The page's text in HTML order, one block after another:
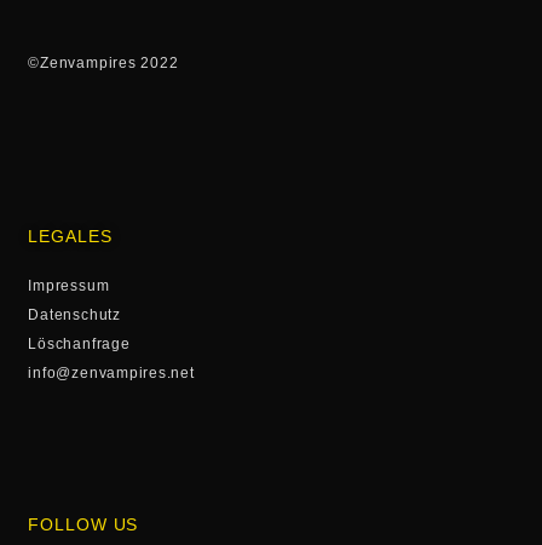
©Zenvampires 2022
LEGALES
Impressum
Datenschutz
Löschanfrage
info@zenvampires.net
FOLLOW US